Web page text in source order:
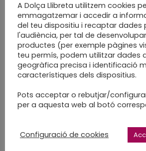
Setembre,
tallers i altres
Som-hi!
A Dolça Llibreta utilitzem cookies
emmagatzemar i accedir a
del teu dispositiu i recaptar dades
l'audiència, per tal de
productes (per exemple pàgines
teu permís, podem utilitzar dades
geogràfica precisa i identificació
característiques dels dispositius.
Pots acceptar o rebutjar/
per a aquesta web al botó
Configuració de cookies